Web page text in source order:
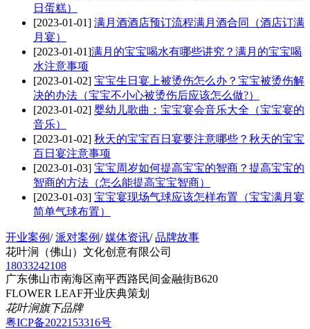
日蛋糕）
[2023-01-01] 满月酒酒店预订流程满月酒合同（酒店订满
月宴）
[2023-01-01]​满月的宝宝喝水有哪些讲究？满月的宝宝喝
水注意事项
[2023-01-02] 宝宝生日宴上被烫伤怎么办？宝宝被烫伤解
决的办法（宝宝不小心被烫伤后应该怎么做?）
[2023-01-02] 婴幼儿歌曲：宝宝宴会音乐大全（宝宝宴的
音乐）
[2023-01-02] 秋天的宝宝百日宴要注意哪些？秋天的宝宝
百日宴注意事项
[2023-01-03] 宝宝周岁如何提高宝宝的智商？提高宝宝的
智商的方法（怎么能提高宝宝智商）
[2023-01-03] 宝宝宴现场气球应该怎样布置（宝宝满月宴
简单气球布置）
开业案例/ 派对案例/ 媒体资讯/ 品牌故事
花叶涧（佛山）文化创意有限公司
18033242108
广东佛山市南海区南平西路民间金融街B620
FLOWER LEAF开业庆典策划
花叶涧旗下品牌
粤ICP备2022153316号